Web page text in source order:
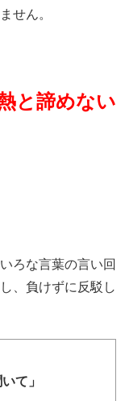
せん。
と諦めない
ろな言葉の言い回
、負けずに反駁し
て」